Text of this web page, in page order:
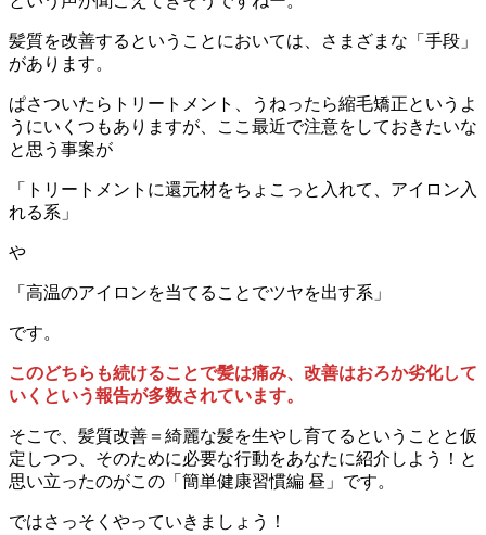
髪質を改善するということにおいては、さまざまな「手段」
があります。
ぱさついたらトリートメント、うねったら縮毛矯正というよ
うにいくつもありますが、ここ最近で注意をしておきたいな
と思う事案が
「トリートメントに還元材をちょこっと入れて、アイロン入
れる系」
や
「高温のアイロンを当てることでツヤを出す系」
です。
このどちらも続けることで髪は痛み、改善はおろか劣化して
いくという報告が多数されています。
そこで、髪質改善＝綺麗な髪を生やし育てるということと仮
定しつつ、そのために必要な行動をあなたに紹介しよう！と
思い立ったのがこの「簡単健康習慣編 昼」です。
ではさっそくやっていきましょう！